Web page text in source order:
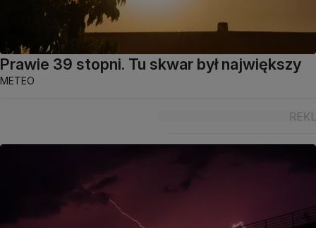
Prawie 39 stopni. Tu skwar był największy
METEO